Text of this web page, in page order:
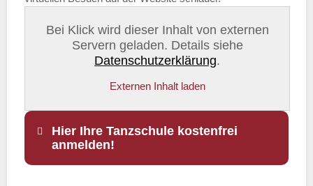
Bei Klick wird dieser Inhalt von externen
Servern geladen. Details siehe
Datenschutzerklärung.
Externen Inhalt laden
Hier Ihre Tanzschule kostenfrei
anmelden!